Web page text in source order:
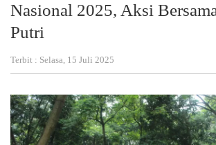
Nasional 2025, Aksi
Putri
Terbit : Selasa, 15 Juli 2025